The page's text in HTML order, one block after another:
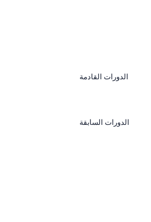
الدورات القادمة
الدورات السابقة